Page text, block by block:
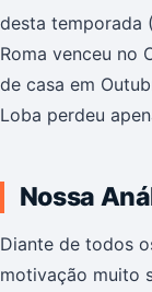
desta temporada
Roma venceu no
de casa em
Loba perdeu
Nossa
Diante de todos
motivação muito